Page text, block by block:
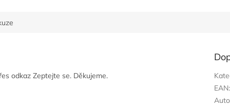
odkaz Zeptejte se. Děkujeme.
EAN: